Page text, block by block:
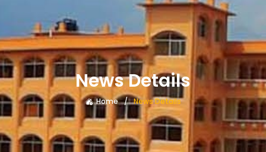
News Details
Home News Details